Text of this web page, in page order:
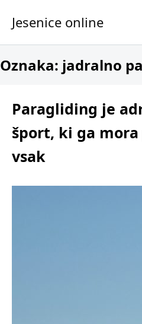
Skip to content
Jesenice online
Oznaka: jadralno
Paragliding je
šport, ki ga
vsak